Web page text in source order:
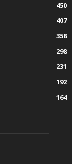
450
407
358
298
231
192
164